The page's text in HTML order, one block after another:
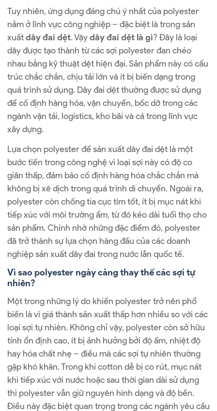
Tuy nhiên, ứng dụng đáng chú ý nhất của polyester
nằm ở lĩnh vực công nghiệp – đặc biệt là trong sản
xuấtdây đai dệt. Vậydây đai dệt là gì? Đây là loại
dây được tạo thành từ các sợi polyester đan chéo
nhau bằng kỹ thuật dệt hiện đại. Sản phẩm này có cấu
trúc chắc chắn, chịu tải lớn và ít bị biến dạng trong
quá trình sử dụng. Dây đai dệt thường được sử dụng
để cố định hàng hóa, vận chuyển, bốc dỡ trong các
ngành vận tải, logistics, kho bãi và cả trong lĩnh vực
xây dựng.
Lựa chọn polyester để sản xuất dây đai dệt là một
bước tiến trong công nghệ vì loại sợi này có độ co
giãn thấp, đảm bảo cố định hàng hóa chắc chắn mà
không bị xê dịch trong quá trình di chuyển. Ngoài ra,
polyester còn chống tia cực tím tốt, ít bị mục nát khi
tiếp xúc với môi trường ẩm, từ đó kéo dài tuổi thọ cho
sản phẩm. Chính nhờ những đặc điểm đó, polyester
đã trở thành sự lựa chọn hàng đầu của các doanh
nghiệp sản xuất dây đai trong nước lẫn quốc tế.
Vì sao polyester ngày càng thay thế các sợi tự
nhiên?
Một trong những lý do khiến polyester trở nên phổ
biến là vì giá thành sản xuất thấp hơn nhiều so với các
loại sợi tự nhiên. Không chỉ vậy, polyester còn sở hữu
tính ổn định cao, ít bị ảnh hưởng bởi độ ẩm, nhiệt độ
hay hóa chất nhẹ – điều mà các sợi tự nhiên thường
gặp khó khăn. Trong khi cotton dễ bị co rút, mục nát
khi tiếp xúc với nước hoặc sau thời gian dài sử dụng
thì polyester vẫn giữ nguyên hình dạng và độ bền.
Điều này đặc biệt quan trọng trong các ngành yêu cầu